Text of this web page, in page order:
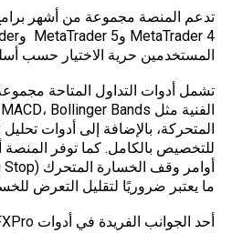
تدعم المنصة مجموعة من أشهر
المستخدمين حرية الاختيار حسب
تشمل أدوات التداول المتاحة
المتحركة، بالإضافة إلى أدوات تحليل
للتخصيص بالكامل. كما توفر المنصة
ما يعتبر ضروريًا لتقليل التعرض